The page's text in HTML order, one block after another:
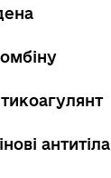
антитіла